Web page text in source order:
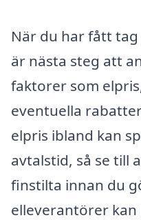
När du har fått
är nästa steg att
faktorer som
eventuella
elpris ibland kan
avtalstid, så se till
finstilta innan du
elleverantörer kan